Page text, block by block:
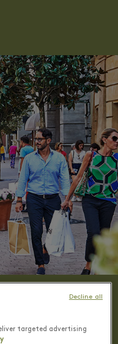
targeted advertising
Decline all